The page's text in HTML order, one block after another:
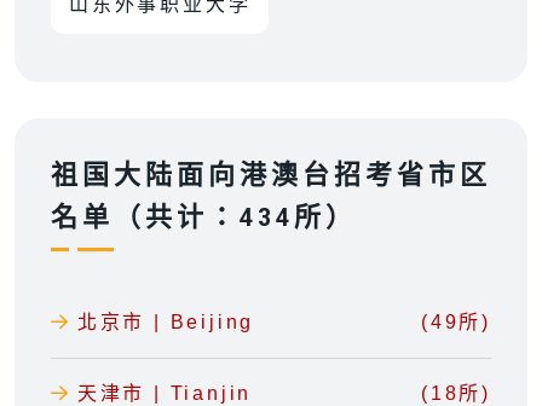
山东外事职业大学
祖国大陆面向港澳台招考省市区
名单（共计：434所）
北京市 | Beijing (49所)
天津市 | Tianjin (18所)